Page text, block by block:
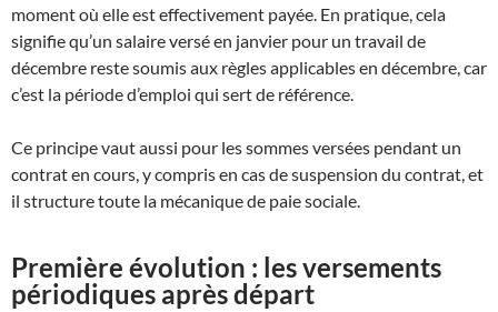
moment où elle est effectivement payée. En pratique, cela
signifie qu’un salaire versé en janvier pour un travail de
décembre reste soumis aux règles applicables en décembre, car
c’est la période d’emploi qui sert de référence.
Ce principe vaut aussi pour les sommes versées pendant un
contrat en cours, y compris en cas de suspension du contrat, et
il structure toute la mécanique de paie sociale.
Première évolution : les versements
périodiques après départ